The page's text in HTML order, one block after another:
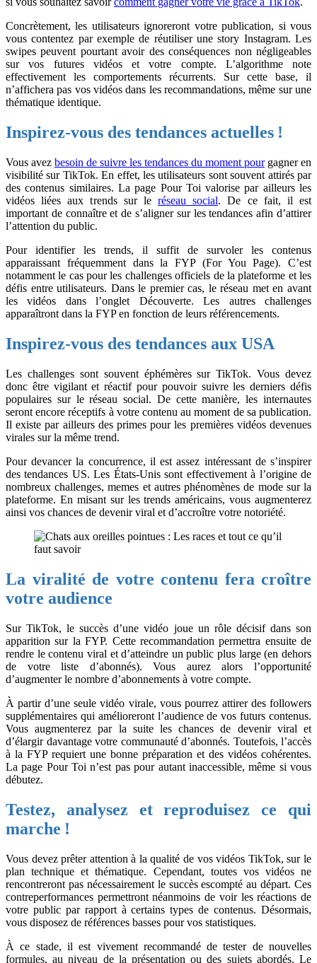
Concrètement, les utilisateurs ignoreront votre publication, si vous
vous contentez par exemple de réutiliser une story Instagram. Les
swipes peuvent pourtant avoir des conséquences non négligeables
sur vos futures vidéos et votre compte. L’algorithme note
effectivement les comportements récurrents. Sur cette base, il
n’affichera pas vos vidéos dans les recommandations, même sur une
thématique identique.
Inspirez-vous des tendances actuelles !
Vous avez besoin de suivre les tendances du moment pourgagner en
visibilité sur TikTok. En effet, les utilisateurs sont souvent attirés par
des contenus similaires. La page Pour Toi valorise par ailleurs les
vidéos liées aux trends sur le réseau social. De ce fait, il est
important de connaître et de s’aligner sur les tendances afin d’attirer
l’attention du public.
Pour identifier les trends, il suffit de survoler les contenus
apparaissant fréquemment dans la FYP (For You Page). C’est
notamment le cas pour les challenges officiels de la plateforme et les
défis entre utilisateurs. Dans le premier cas, le réseau met en avant
les vidéos dans l’onglet Découverte. Les autres challenges
apparaîtront dans la FYP en fonction de leurs référencements.
Inspirez-vous des tendances aux USA
Les challenges sont souvent éphémères sur TikTok. Vous devez
donc être vigilant et réactif pour pouvoir suivre les derniers défis
populaires sur le réseau social. De cette manière, les internautes
seront encore réceptifs à votre contenu au moment de sa publication.
Il existe par ailleurs des primes pour les premières vidéos devenues
virales sur la même trend.
Pour devancer la concurrence, il est assez intéressant de s’inspirer
des tendances US. Les États-Unis sont effectivement à l’origine de
nombreux challenges, memes et autres phénomènes de mode sur la
plateforme. En misant sur les trends américains, vous augmenterez
ainsi vos chances de devenir viral et d’accroître votre notoriété.
La viralité de votre contenu fera croître
votre audience
Sur TikTok, le succès d’une vidéo joue un rôle décisif dans son
apparition sur la FYP. Cette recommandation permettra ensuite de
rendre le contenu viral et d’atteindre un public plus large (en dehors
de votre liste d’abonnés). Vous aurez alors l’opportunité
d’augmenter le nombre d’abonnements à votre compte.
À partir d’une seule vidéo virale, vous pourrez attirer des followers
supplémentaires qui amélioreront l’audience de vos futurs contenus.
Vous augmenterez par la suite les chances de devenir viral et
d’élargir davantage votre communauté d’abonnés. Toutefois, l’accès
à la FYP requiert une bonne préparation et des vidéos cohérentes.
La page Pour Toi n’est pas pour autant inaccessible, même si vous
débutez.
Testez, analysez et reproduisez ce qui
marche !
Vous devez prêter attention à la qualité de vos vidéos TikTok, sur le
plan technique et thématique. Cependant, toutes vos vidéos ne
rencontreront pas nécessairement le succès escompté au départ. Ces
contreperformances permettront néanmoins de voir les réactions de
votre public par rapport à certains types de contenus. Désormais,
vous disposez de références basses pour vos statistiques.
À ce stade, il est vivement recommandé de tester de nouvelles
formules, au niveau de la présentation ou des sujets abordés. Le